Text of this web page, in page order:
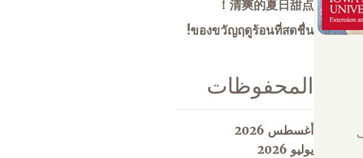
清爽的夏日甜点！
ของขวัญฤดูร้อนที่สดชื่น!
المحفوظات
أغسطس 2026
يوليو 2026